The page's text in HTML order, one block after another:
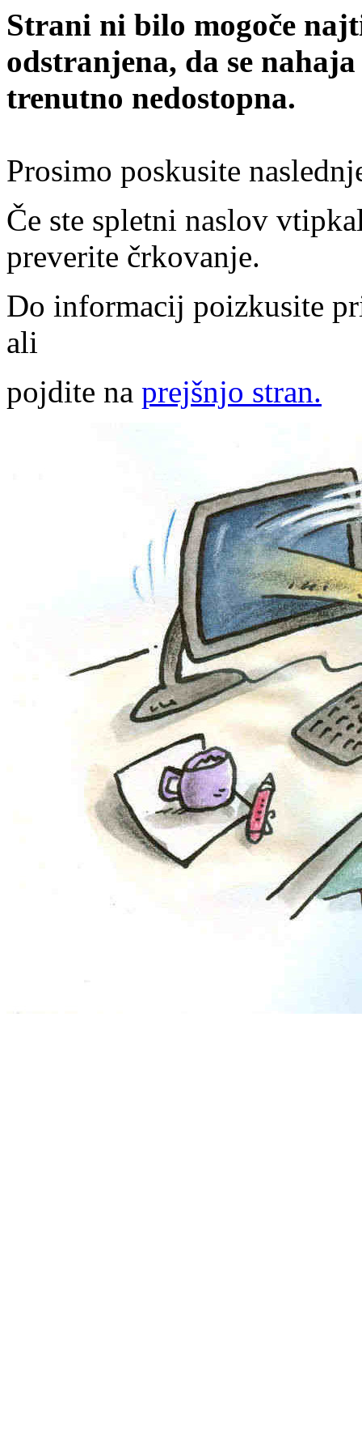
Strani ni bilo mogoče
odstranjena, da se
trenutno nedostopna.
Prosimo poskusite
Če ste spletni naslov
preverite črkovanje.
Do informacij poizkusite
ali
pojdite na prejšnjo stran.